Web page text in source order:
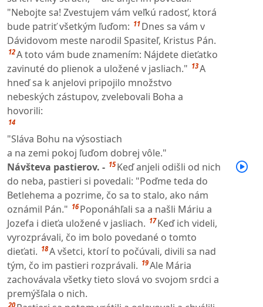
"Nebojte sa! Zvestujem vám veľkú radosť, ktorá
bude patriť všetkým ľuďom: 11 Dnes sa vám v
Dávidovom meste narodil Spasiteľ, Kristus Pán.
12A toto vám bude znamením: Nájdete dieťatko
zavinuté do plienok a uložené v jasliach." 13A
hneď sa k anjelovi pripojilo množstvo
nebeských zástupov, zvelebovali Boha a
hovorili:
14
"Sláva Bohu na výsostiach
a na zemi pokoj ľuďom dobrej vôle."
Návšteva pastierov. - 15 Keď anjeli odišli od nich
do neba, pastieri si povedali: "Poďme teda do
Betlehema a pozrime, čo sa to stalo, ako nám
oznámil Pán." 16 Poponáhľali sa a našli Máriu a
Jozefa i dieťa uložené v jasliach. 17 Keď ich videli,
vyrozprávali, čo im bolo povedané o tomto
dieťati. 18A všetci, ktorí to počúvali, divili sa nad
tým, čo im pastieri rozprávali. 19Ale Mária
zachovávala všetky tieto slová vo svojom srdci a
premýšľala o nich.
20